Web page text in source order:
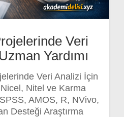
Veri
Yardımı
Veri Analizi İçin
Nicel, Nitel ve Karma
AMOS, R, NVivo,
Desteği Araştırma